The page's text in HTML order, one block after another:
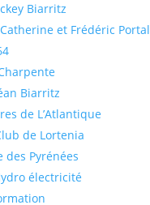
Biarritz
et Frédéric Portal
Biarritz
de L’Atlantique
de Lortenia
des Pyrénées
électricité